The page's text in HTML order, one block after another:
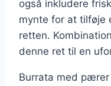
også inkludere
mynte for at tilføje
retten.
denne ret til en
Burrata med